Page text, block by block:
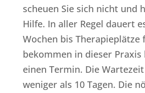
scheuen Sie sich nicht und
Hilfe. In aller Regel dauert
Wochen bis Therapieplätze
bekommen in dieser
einen Termin. Die
weniger als 10 Tagen. Die